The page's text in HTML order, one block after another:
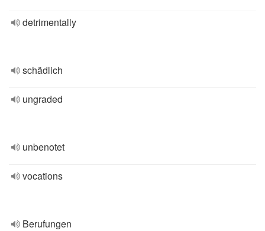
detrimentally
schädlich
ungraded
unbenotet
vocations
Berufungen